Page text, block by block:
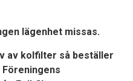
lägenhet missas.
av kolfilter så beställer